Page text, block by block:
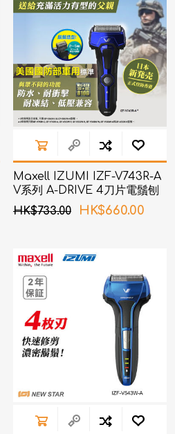
OMRON connect「血壓
日記」
體脂塑身管理
舒緩疼痛
Maxell IZUMI IZF-V743R-A
V系列 A-DRIVE 4刀片電鬚刨
(深海藍色)
HK$733.00 HK$660.00